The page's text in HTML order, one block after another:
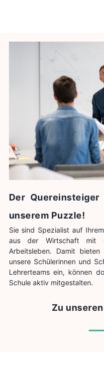
Der
unserem Puzzle!
Sie sind Spezialist auf
aus der Wirt­schaft mit
Arbeitsleben. Damit
unsere Schülerinnen und
Lehrerteams ein, können
Schule aktiv mitgestalten.
Zu